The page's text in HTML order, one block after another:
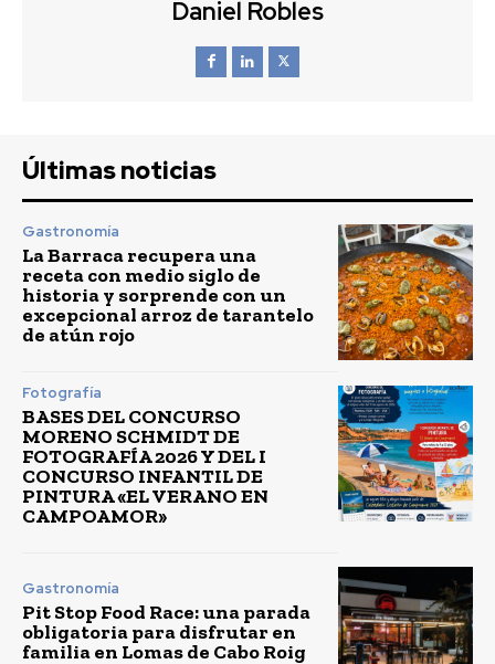
Daniel Robles
Últimas noticias
Gastronomía
La Barraca recupera una
receta con medio siglo de
historia y sorprende con un
excepcional arroz de tarantelo
de atún rojo
Fotografía
BASES DEL CONCURSO
MORENO SCHMIDT DE
FOTOGRAFÍA 2026 Y DEL I
CONCURSO INFANTIL DE
PINTURA «EL VERANO EN
CAMPOAMOR»
Gastronomía
Pit Stop Food Race: una parada
obligatoria para disfrutar en
familia en Lomas de Cabo Roig